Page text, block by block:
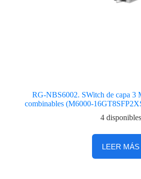
RG-NBS6002. SWitch de capa 3
combinables (M6000-
4 disponibles
LEER MÁS